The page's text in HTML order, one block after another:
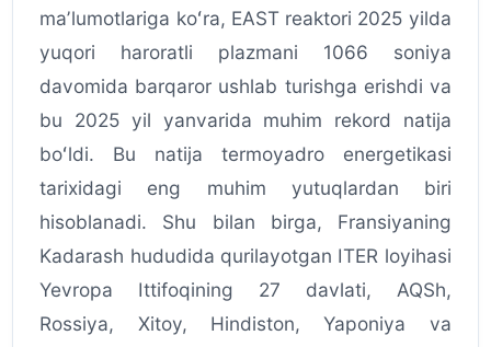
maʼlumotlariga koʻra, EAST reaktori 2025 yilda
yuqori haroratli plazmani 1066 soniya
davomida barqaror ushlab turishga erishdi va
bu 2025 yil yanvarida muhim rekord natija
boʻldi. Bu natija termoyadro energetikasi
tarixidagi eng muhim yutuqlardan biri
hisoblanadi. Shu bilan birga, Fransiyaning
Kadarash hududida qurilayotgan ITER loyihasi
Yevropa Ittifoqining 27 davlati, AQSh,
Rossiya, Xitoy, Hindiston, Yaponiya va